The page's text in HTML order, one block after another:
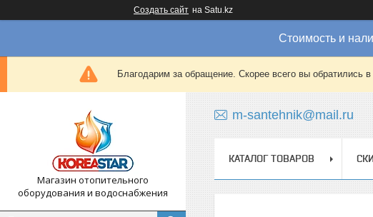
Создать сайт на Satu.kz
Стоимость и
Благодарим за обращение. Скорее всего вы обратились
Магазин отопительного
оборудования и водоснабжения
m-santehnik@mail.ru
КАТАЛОГ ТОВАРОВ